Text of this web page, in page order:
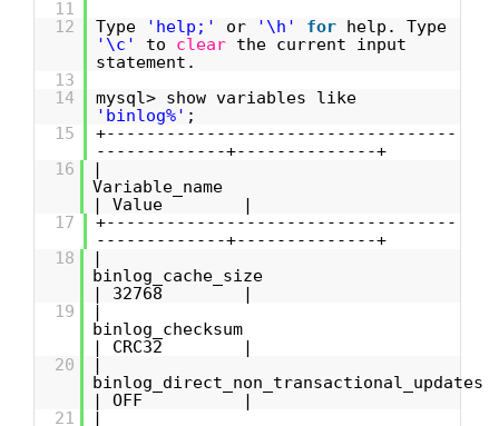
11
12
Type 'help;' or '\h' for
help. Type
'\c'
to clear the current input
statement.
13
14
mysql> show variables like
'binlog%' ;
15
+-----------------------------------
-------------+--------------+
16
| Value |
17
+-----------------------------------
-------------+--------------+
18
| 32768 |
19
| CRC32 |
20
| OFF |
21